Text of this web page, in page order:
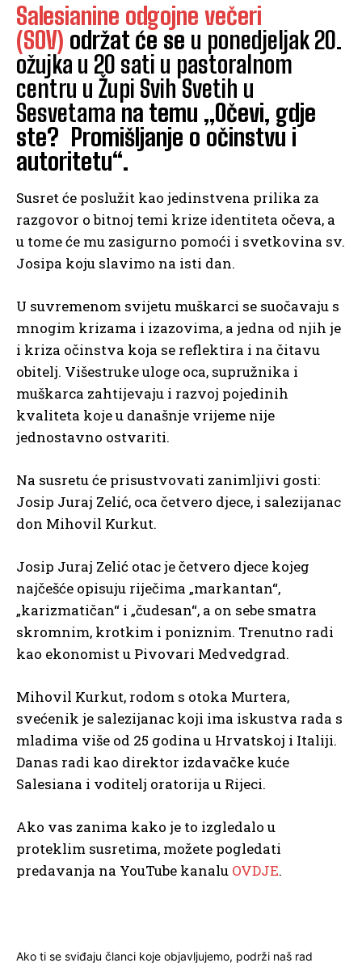
Salesianine odgojne večeri
(SOV) održat će se u ponedjeljak 20.
ožujka u 20 sati u pastoralnom
centru u Župi Svih Svetih u
Sesvetamana temu „Očevi, gdje
ste? Promišljanje o očinstvu i
autoritetu“.
Susret će poslužit kao jedinstvena prilika za
razgovor o bitnoj temi krize identiteta očeva, a
u tome će mu zasigurno pomoći i svetkovina sv.
Josipa koju slavimo na isti dan.
U suvremenom svijetu muškarci se suočavaju s
mnogim krizama i izazovima, a jedna od njih je
i kriza očinstva koja se reflektira i na čitavu
obitelj. Višestruke uloge oca, supružnika i
muškarca zahtijevaju i razvoj pojedinih
kvaliteta koje u današnje vrijeme nije
jednostavno ostvariti.
Na susretu će prisustvovati zanimljivi gosti:
Josip Juraj Zelić, oca četvero djece, i salezijanac
don Mihovil Kurkut.
Josip Juraj Zelić otac je četvero djece kojeg
najčešće opisuju riječima „markantan“,
„karizmatičan“ i „čudesan“, a on sebe smatra
skromnim, krotkim i poniznim. Trenutno radi
kao ekonomist u Pivovari Medvedgrad.
Mihovil Kurkut, rodom s otoka Murtera,
svećenik je salezijanac koji ima iskustva rada s
mladima više od 25 godina u Hrvatskoj i Italiji.
Danas radi kao direktor izdavačke kuće
Salesiana i voditelj oratorija u Rijeci.
Ako vas zanima kako je to izgledalo u
proteklim susretima, možete pogledati
predavanja na YouTube kanalu OVDJE.
Ako ti se sviđaju članci koje objavljujemo, podrži naš rad